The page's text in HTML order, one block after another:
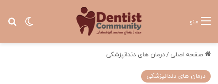
تغییر منو
صفحه اصلی /درمان های دندانپزشکی
درمان های دندانپزشکی